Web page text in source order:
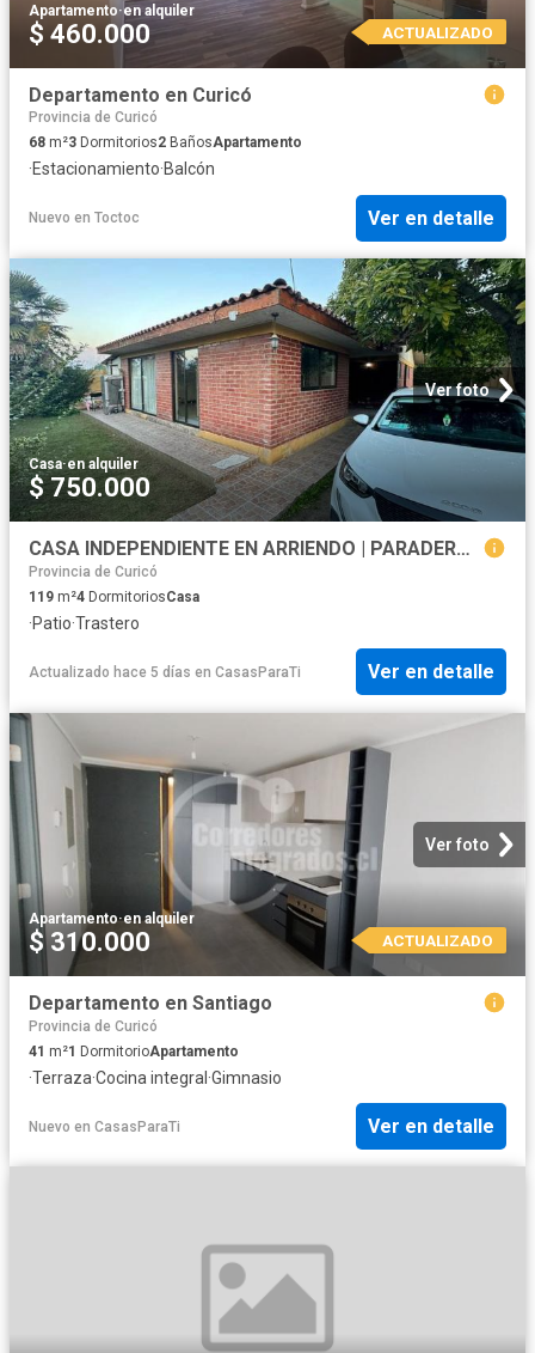
Apartamento·en alquiler
$ 460.000 ACTUALIZADO
Departamento en Curicó
Provincia de Curicó
68 m²3 Dormitorios2 BañosApartamento
·Estacionamiento·Balcón
Nuevo en Toctoc Ver en detalle
Ver foto
Casa·en alquiler
$ 750.000
CASA INDEPENDIENTE EN ARRIENDO | PARADERO 13, LA CRUZ
Provincia de Curicó
119 m²4 DormitoriosCasa
·Patio·Trastero
Actualizado hace 5 días en CasasParaTi Ver en detalle
Ver foto
Apartamento·en alquiler
$ 310.000 ACTUALIZADO
Departamento en Santiago
Provincia de Curicó
41 m²1 DormitorioApartamento
·Terraza·Cocina integral ·Gimnasio
Nuevo en CasasParaTi Ver en detalle